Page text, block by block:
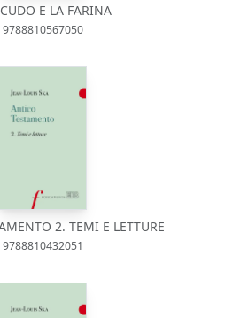
E LA FARINA
9788810567050
2. TEMI E LETTURE
9788810432051